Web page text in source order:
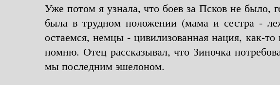
Уже потом я узнала, что боев за Псков не было,
была в трудном положении (мама и сестра -
остаемся, немцы - цивилизованная нация, как-
помню. Отец рассказывал, что Зиночка
мы последним эшелоном.